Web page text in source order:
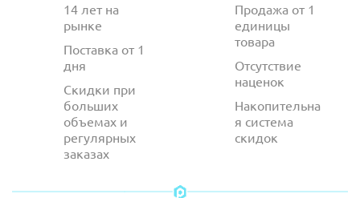
14 лет на
рынке
Поставка от 1
дня
Скидки при
больших
объемах и
регулярных
заказах
Продажа от 1
единицы
товара
Отсутствие
наценок
Накопительна
я система
скидок